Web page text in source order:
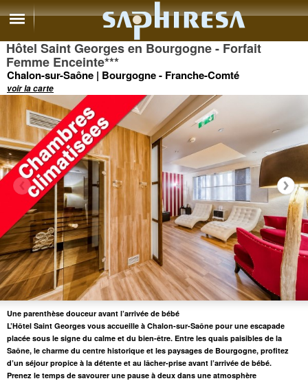
Hôtel Saint Georges en Bourgogne - Forfait
Femme Enceinte***
Chalon-sur-Saône | Bourgogne - Franche-Comté
voir la carte
Une parenthèse douceur avant l’arrivée de bébé
L’Hôtel Saint Georges vous accueille à Chalon-sur-Saône pour une escapade
placée sous le signe du calme et du bien-être. Entre les quais paisibles de la
Saône, le charme du centre historique et les paysages de Bourgogne, profitez
d’un séjour propice à la détente et au lâcher-prise avant l’arrivée de bébé.
Prenez le temps de savourer une pause à deux dans une atmosphère